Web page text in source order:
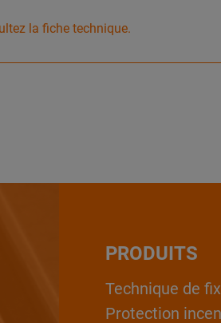
la fiche technique.
PRODUITS
Technique de
Protection